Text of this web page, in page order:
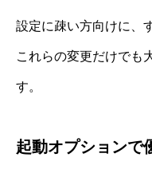
設定に疎い方向けに、
これらの変更だけでも
す。
起動オプションで